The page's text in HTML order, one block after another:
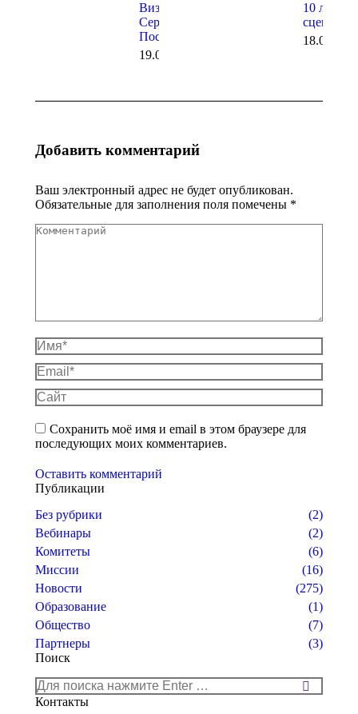
Визит в
Сергиев
Посад
19.06.2026
10 лет на
сцене!
Добавить комментарий
Ваш электронный адрес не будет опубликован.
Обязательные для заполнения поля помечены *
Комментарий
Имя *
Email *
Сайт
Сохранить моё имя и email в этом браузере для
последующих моих комментариев.
Оставить комментарий
Публикации
Без рубрики
(2)
Вебинары
(2)
Комитеты
(6)
Миссии
(16)
Новости
(275)
Образование
(1)
Общество
(7)
Партнеры
(3)
Поиск
Поиск:
Контакты